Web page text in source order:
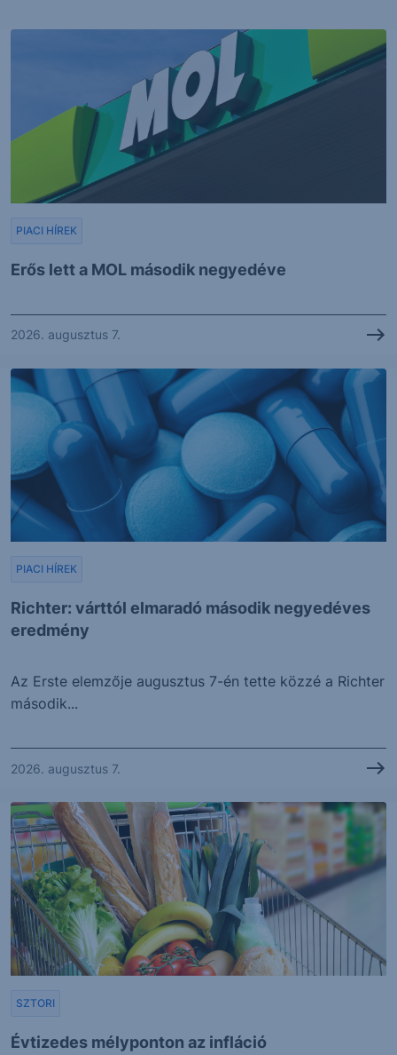
Erős lett a MOL második negyedéve
PIACI HÍREK
2026. augusztus 7.
Richter: várttól elmaradó második negyedéves
eredmény
PIACI HÍREK
Az Erste elemzője augusztus 7-én tette közzé a Richter
második...
2026. augusztus 7.
Évtizedes mélyponton az infláció
SZTORI